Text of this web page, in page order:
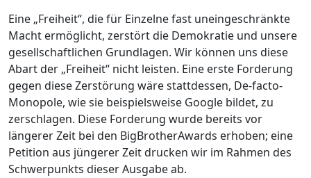
Eine „Freiheit“, die für Einzelne fast uneingeschränkte
Macht ermöglicht, zerstört die Demokratie und unsere
gesellschaftlichen Grundlagen. Wir können uns diese
Abart der „Freiheit“ nicht leisten. Eine erste Forderung
gegen diese Zerstörung wäre stattdessen, De-facto-
Monopole, wie sie beispielsweise Google bildet, zu
zerschlagen. Diese Forderung wurde bereits vor
längerer Zeit bei den BigBrotherAwards erhoben; eine
Petition aus jüngerer Zeit drucken wir im Rahmen des
Schwerpunkts dieser Ausgabe ab.